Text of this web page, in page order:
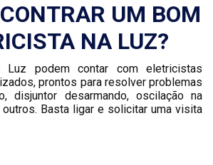
UM BOM
NA LUZ?
Luz podem contar com eletricistas
prontos para resolver problemas
disjuntor desarmando, oscilação na
Basta ligar e solicitar uma visita